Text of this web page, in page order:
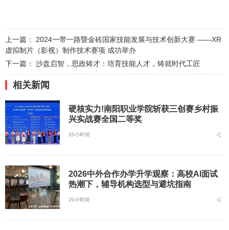
上一篇： 2024一带一路暨金砖国家技能发展与技术创新大赛 ——XR
虚拟制片（影视）制作技术赛项 成功举办
下一篇： 沙盘启智，思政铸才：培育技能人才，铸就时代工匠
相关新闻
硬核实力!南阳职业学院斩获三创赛乡村振
兴实战赛全国二等奖
20小时前
2026中外合作办学升学观察：高校AI面试
热潮下，辅导机构选型与避坑指南
20小时前